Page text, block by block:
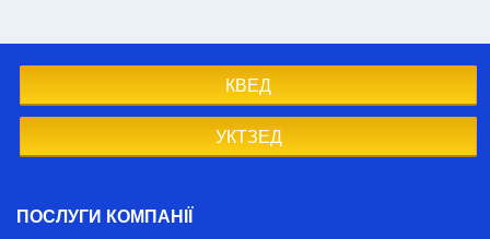
КВЕД
УКТЗЕД
ПОСЛУГИ КОМПАНІЇ